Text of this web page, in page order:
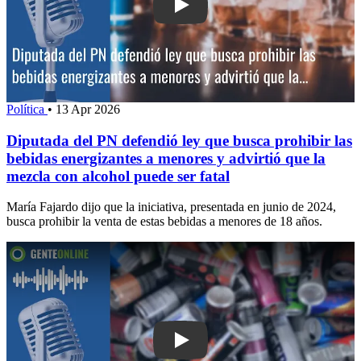
Play: Diputada del PN defendió ley
Política • 13 Apr 2026
Diputada del PN defendió ley que busca prohibir las
bebidas energizantes a menores y advirtió que la
mezcla con alcohol puede ser fatal
María Fajardo dijo que la iniciativa, presentada en junio de 2024,
busca prohibir la venta de estas bebidas a menores de 18 años.
Play: Investigadores abordaron el